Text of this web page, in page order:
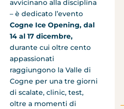
avvicinano alla disciplina
– è dedicato l’evento
Cogne Ice Opening, dal
14 al 17 dicembre,
durante cui oltre cento
appassionati
raggiungono la Valle di
Cogne per una tre giorni
di scalate, clinic, test,
oltre a momenti di